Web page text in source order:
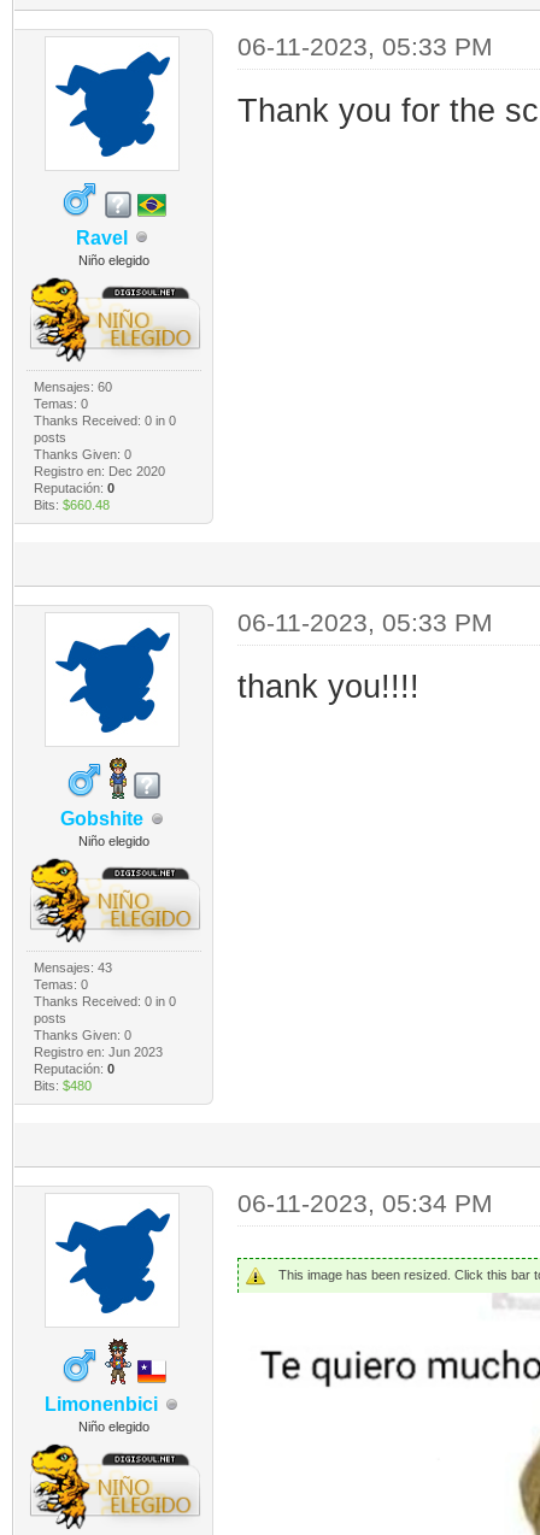
Ravel
Niño elegido
Mensajes: 60
Temas: 0
Thanks Received: 0in 0
posts
Thanks Given: 0
Registro en: Dec 2020
Reputación: 0
Bits: $660.48
06-11-2023, 05:33 PM
Thank you for the
Gobshite
Niño elegido
Mensajes: 43
Temas: 0
Thanks Received: 0in 0
posts
Thanks Given: 0
Registro en: Jun 2023
Reputación: 0
Bits: $480
06-11-2023, 05:33 PM
thank you!!!!
Limonenbici
Niño elegido
06-11-2023, 05:34 PM
This image has been resized. Click this bar